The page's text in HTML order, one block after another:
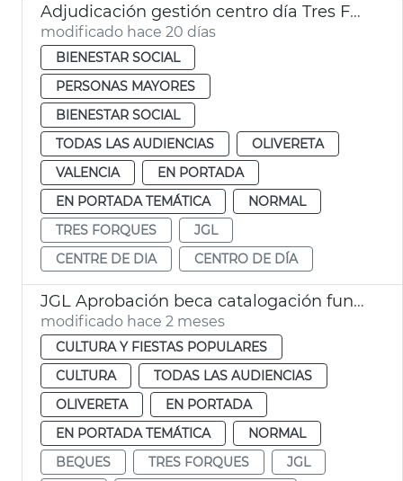
Adjudicación gestión centro día Tres Forques València
modificado hace 20 días
BIENESTAR SOCIAL
PERSONAS MAYORES
BIENESTAR SOCIAL
TODAS LAS AUDIENCIAS
OLIVERETA
VALENCIA
EN PORTADA
EN PORTADA TEMÁTICA
NORMAL
TRES FORQUES
JGL
CENTRE DE DIA
CENTRO DE DÍA
JGL Aprobación beca catalogación fundes Hemeroteca y Biblioteca Histórica València
modificado hace 2 meses
CULTURA Y FIESTAS POPULARES
CULTURA
TODAS LAS AUDIENCIAS
OLIVERETA
EN PORTADA
EN PORTADA TEMÁTICA
NORMAL
BEQUES
TRES FORQUES
JGL